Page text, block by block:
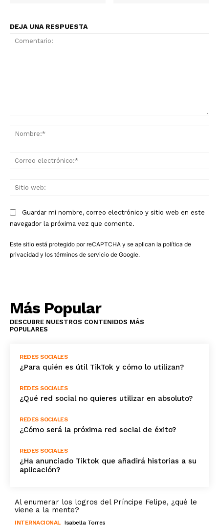
DEJA UNA RESPUESTA
Guardar mi nombre, correo electrónico y sitio web en este
navegador la próxima vez que comente.
Este sitio está protegido por reCAPTCHA y se aplican la política de
privacidad y los términos de servicio de Google.
Más Popular
DESCUBRE NUESTROS CONTENIDOS MÁS
POPULARES
REDES SOCIALES
¿Para quién es útil TikTok y cómo lo utilizan?
REDES SOCIALES
¿Qué red social no quieres utilizar en absoluto?
REDES SOCIALES
¿Cómo será la próxima red social de éxito?
REDES SOCIALES
¿Ha anunciado Tiktok que añadirá historias a su
aplicación?
Al enumerar los logros del Príncipe Felipe, ¿qué le
viene a la mente?
INTERNACIONAL Isabella Torres